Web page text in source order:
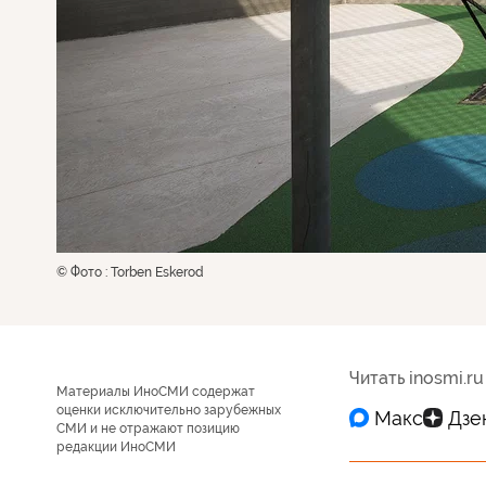
© Фото : Torben Eskerod
Материалы ИноСМИ содержат
оценки исключительно зарубежных
СМИ и не отражают позицию
редакции ИноСМИ
Читать inosmi.ru